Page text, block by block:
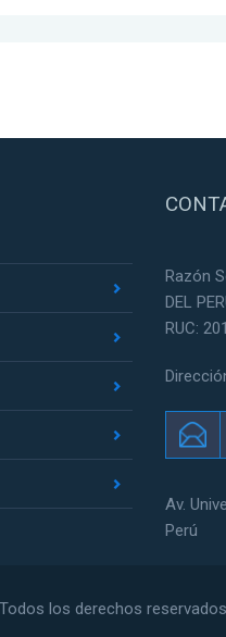
Razón
DEL
RUC:
Av.
Perú
los derechos reservados